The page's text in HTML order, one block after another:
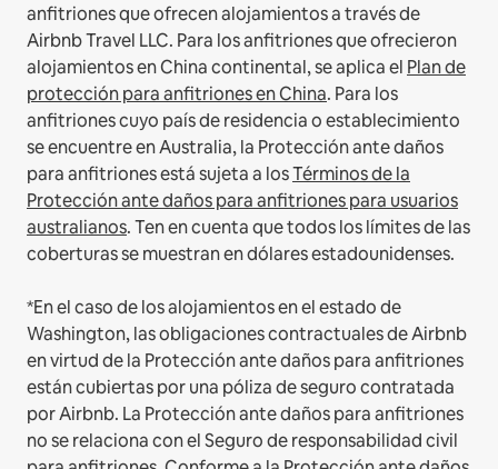
anfitriones que ofrecen alojamientos a través de
Airbnb Travel LLC. Para los anfitriones que ofrecieron
alojamientos en China continental, se aplica el Plan de
protección para anfitriones en China. Para los
anfitriones cuyo país de residencia o establecimiento
se encuentre en Australia, la Protección ante daños
para anfitriones está sujeta a losTérminos de la
Protección ante daños para anfitriones para usuarios
australianos. Ten en cuenta que todos los límites de las
coberturas se muestran en dólares estadounidenses.
*En el caso de los alojamientos en el estado de
Washington, las obligaciones contractuales de Airbnb
en virtud de la Protección ante daños para anfitriones
están cubiertas por una póliza de seguro contratada
por Airbnb. La Protección ante daños para anfitriones
no se relaciona con el Seguro de responsabilidad civil